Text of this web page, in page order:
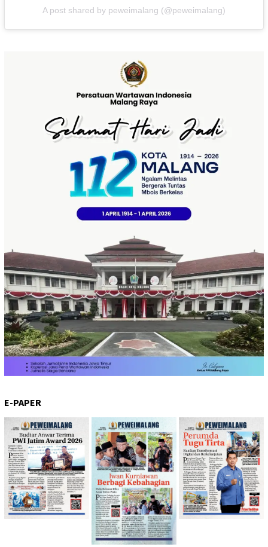
A post shared by peweimalang (@peweimalang)
E-PAPER